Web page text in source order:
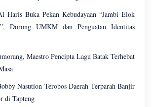
Haris Buka Pekan Kebudayaan “Jambi Elok
Dorong UMKM dan Penguatan Identitas
Maestro Pencipta Lagu Batak Terhebat
Nasution Terobos Daerah Terparah Banjir
di Tapteng